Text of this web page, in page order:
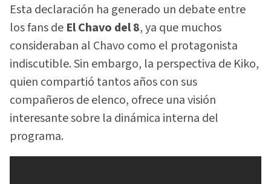
Esta declaración ha generado un debate entre
los fans de El Chavo del 8, ya que muchos
consideraban al Chavo como el protagonista
indiscutible. Sin embargo, la perspectiva de Kiko,
quien compartió tantos años con sus
compañeros de elenco, ofrece una visión
interesante sobre la dinámica interna del
programa.